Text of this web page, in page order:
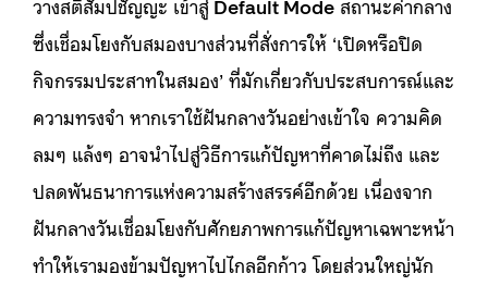
ซึ่งเชื่อมโยงกับสมองบางส่วนที่สั่งการให้ ‘เปิดหรือปิด
กิจกรรมประสาทในสมอง’ ที่มักเกี่ยวกับประสบการณ์และ
ความทรงจำ หากเราใช้ฝันกลางวันอย่างเข้าใจ ความคิด
ลมๆ แล้งๆ อาจนำไปสู่วิธีการแก้ปัญหาที่คาดไม่ถึง และ
ปลดพันธนาการแห่งความสร้างสรรค์อีกด้วย เนื่องจาก
ฝันกลางวันเชื่อมโยงกับศักยภาพการแก้ปัญหาเฉพาะหน้า
ทำให้เรามองข้ามปัญหาไปไกลอีกก้าว โดยส่วนใหญ่นัก